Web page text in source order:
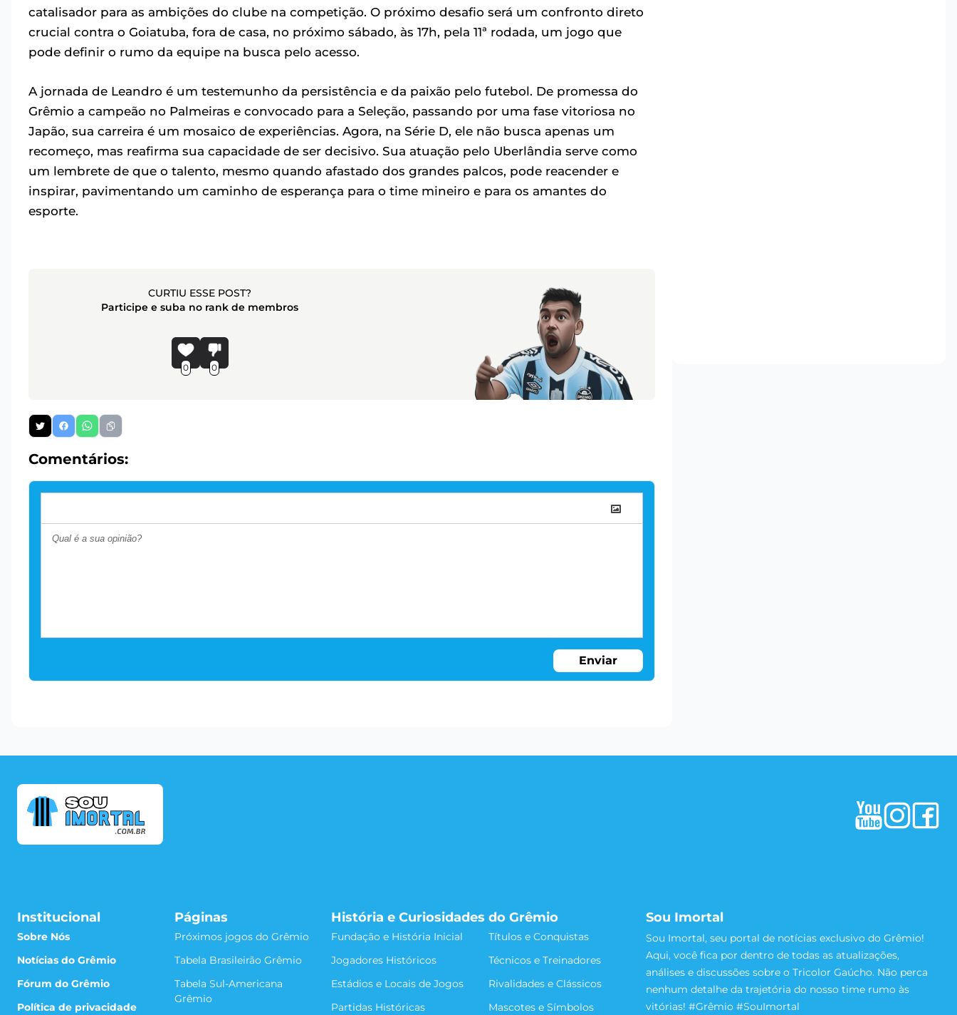
catalisador para as ambições do clube na competição. O próximo desafio será um confronto direto
crucial contra o Goiatuba, fora de casa, no próximo sábado, às 17h, pela 11ª rodada, um jogo que
pode definir o rumo da equipe na busca pelo acesso.
A jornada de Leandro é um testemunho da persistência e da paixão pelo futebol. De promessa do
Grêmio a campeão no Palmeiras e convocado para a Seleção, passando por uma fase vitoriosa no
Japão, sua carreira é um mosaico de experiências. Agora, na Série D, ele não busca apenas um
recomeço, mas reafirma sua capacidade de ser decisivo. Sua atuação pelo Uberlândia serve como
um lembrete de que o talento, mesmo quando afastado dos grandes palcos, pode reacender e
inspirar, pavimentando um caminho de esperança para o time mineiro e para os amantes do
esporte.
CURTIU ESSE POST?
Participe e suba no rank de membros
0 0
Comentários:
Enviar
Institucional
Sobre Nós
Notícias do Grêmio
Fórum do Grêmio
Política de privacidade
Páginas
Próximos jogos do Grêmio
Tabela Brasileirão Grêmio
Tabela Sul-Americana
Grêmio
História e Curiosidades do Grêmio
Fundação e História Inicial
Títulos e Conquistas
Jogadores Históricos
Técnicos e Treinadores
Estádios e Locais de Jogos
Rivalidades e Clássicos
Partidas Históricas
Mascotes e Símbolos
Sou Imortal
Sou Imortal, seu portal de notícias exclusivo do Grêmio!
Aqui, você fica por dentro de todas as atualizações,
análises e discussões sobre o Tricolor Gaúcho. Não perca
nenhum detalhe da trajetória do nosso time rumo às
vitórias! #Grêmio #SouImortal